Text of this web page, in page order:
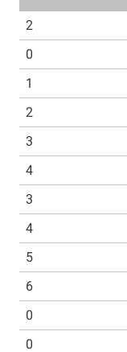
2
0
1
2
3
4
3
4
5
6
0
0